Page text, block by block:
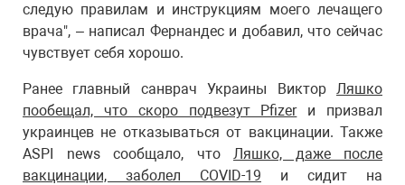
следую правилам и инструкциям моего лечащего
врача", – написал Фернандес и добавил, что сейчас
чувствует себя хорошо.
Ранее главный санврач Украины Виктор Ляшко
пообещал, что скоро подвезут Pfizerи призвал
украинцев не отказываться от вакцинации. Также
ASPI news сообщало, что Ляшко, даже после
вакцинации, заболел COVID-19 и сидит на